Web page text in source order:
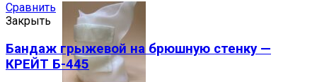
Сравнить
Закрыть
Бандаж грыжевой на брюшную стенку —
КРЕЙТ Б-445